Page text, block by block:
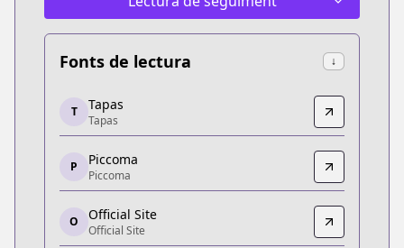
Fonts de lectura ↓
Tapas
Tapas
https://tapas.io/series/necromancer-academy-
Piccoma
Piccoma
https://jp.piccoma.com/web/product/149372
Official Site
T Tapas
Tapas
P Piccoma
Piccoma
O Official Site
Official Site